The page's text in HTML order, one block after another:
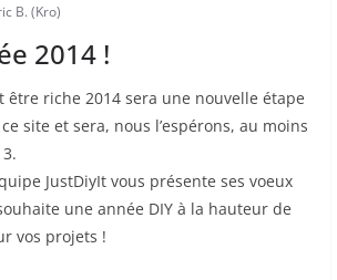
B. (Kro)
2014 !
être riche 2014 sera une nouvelle étape
site et sera, nous l’espérons, au moins
JustDiyIt vous présente ses voeux
une année DIY à la hauteur de
vos projets !